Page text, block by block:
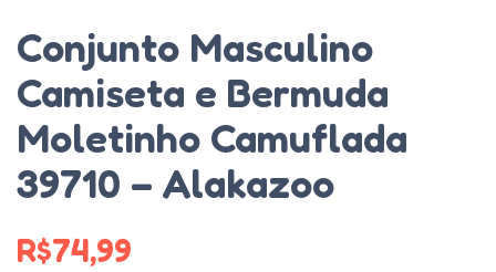
Conjunto Masculino
Camiseta e Bermuda
Moletinho Camuflada
39710 – Alakazoo
R$74,99